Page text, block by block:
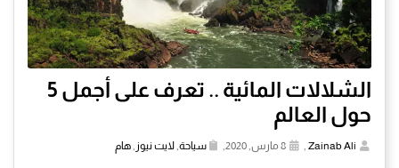
الشلالات المائية .. تعرف على أجمل 5
حول العالم
Zainab Ali
, سياحة,لايت نيوز ,هام